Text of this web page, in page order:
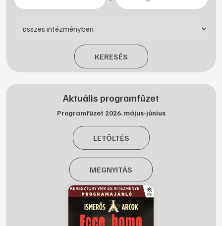
KERESÉS
Aktuális programfüzet
Programfüzet 2026. május-június
LETÖLTÉS
MEGNYITÁS